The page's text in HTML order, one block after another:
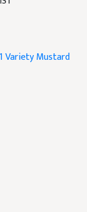
VarietyMustard